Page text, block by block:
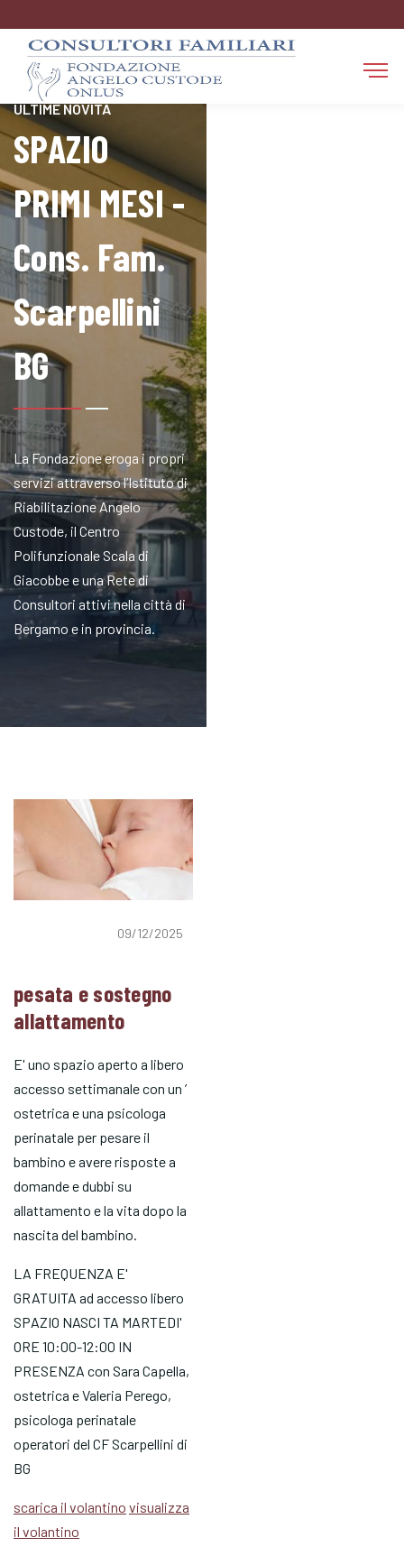
RESTA AGGIORNATO SULLE
ULTIME NOVITÀ
SPAZIO
PRIMI MESI -
Cons. Fam.
Scarpellini
BG
La Fondazione eroga i propri
servizi attraverso l’Istituto di
Riabilitazione Angelo
Custode, il Centro
Polifunzionale Scala di
Giacobbe e una Rete di
Consultori attivi nella città di
Bergamo e in provincia.
09/12/2025
pesata e sostegno
allattamento
E' uno spazio aperto a libero
accesso settimanale con un ’
ostetrica e una psicologa
perinatale per pesare il
bambino e avere risposte a
domande e dubbi su
allattamento e la vita dopo la
nascita del bambino.
LA FREQUENZA E'
GRATUITA ad accesso libero
SPAZIO NASCI TA MARTEDI'
ORE 10:00-12:00 IN
PRESENZA con Sara Capella,
ostetrica e Valeria Perego,
psicologa perinatale
operatori del CF Scarpellini di
BG
scarica il volantino visualizza
il volantino